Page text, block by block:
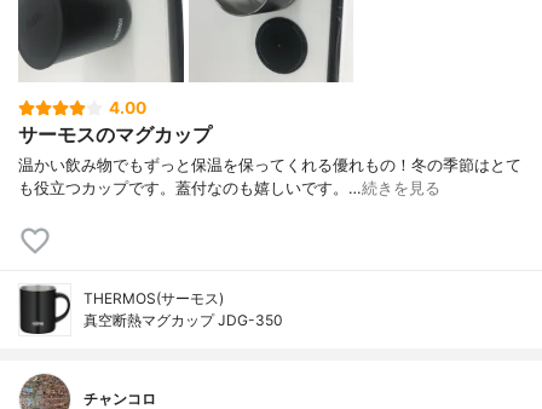
4.00
サーモスのマグカップ
温かい飲み物でもずっと保温を保ってくれる優れもの！冬の季節はとて
も役立つカップです。蓋付なのも嬉しいです。…続きを見る
THERMOS(サーモス)
真空断熱マグカップ JDG-350
チャンコロ